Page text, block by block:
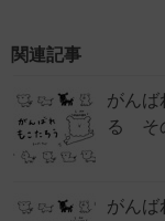
関連記事
がん
る そ
がん